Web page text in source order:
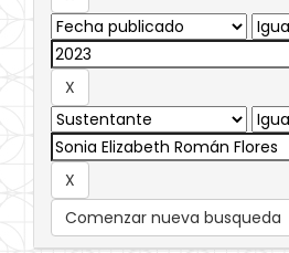
Comenzar nueva busqueda